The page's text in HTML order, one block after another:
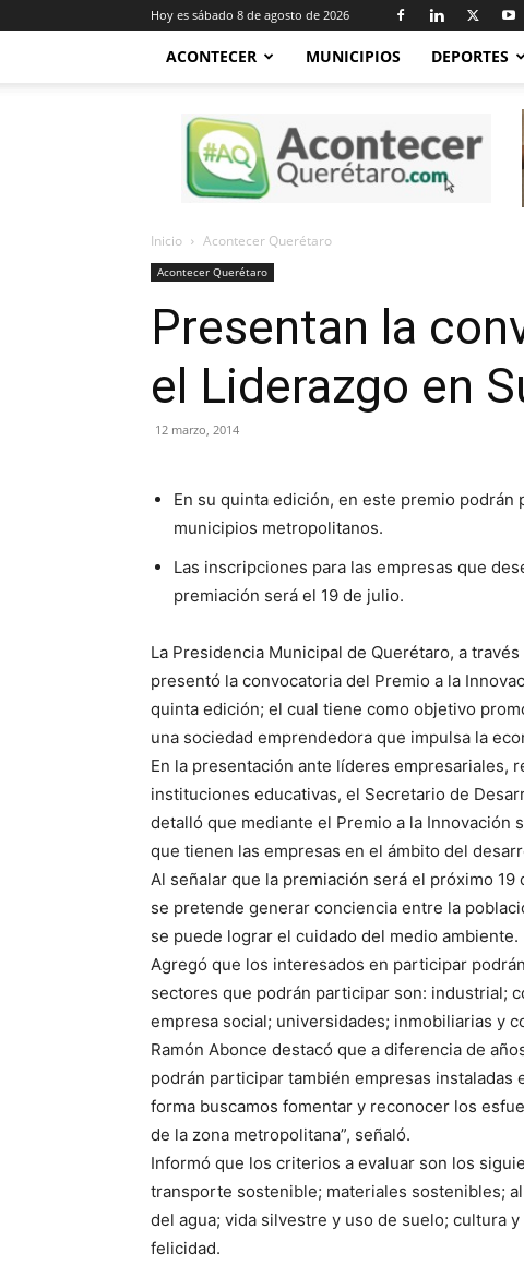
Hoy es sábado 8 de agosto de 2026
ACONTECER MUNICIPIOS DEPORTES
Acontecer
Querétaro
Inicio Acontecer Querétaro
Acontecer Querétaro
Presentan la
el Liderazgo en
12 marzo, 2014
En su quinta edición, en este premio
municipios metropolitanos.
Las inscripciones para las empresas que
premiación será el 19 de julio.
La Presidencia Municipal de Querétaro, a
presentó la convocatoria del Premio a la
quinta edición; el cual tiene como objetivo
una sociedad emprendedora que impulsa la
En la presentación ante líderes empresariales,
instituciones educativas, el Secretario de
detalló que mediante el Premio a la Innovación
que tienen las empresas en el ámbito del
Al señalar que la premiación será el próximo
se pretende generar conciencia entre la
se puede lograr el cuidado del medio ambiente.
Agregó que los interesados en participar
sectores que podrán participar son: industrial;
empresa social; universidades; inmobiliarias y
Ramón Abonce destacó que a diferencia de
podrán participar también empresas
forma buscamos fomentar y reconocer los
de la zona metropolitana”, señaló.
Informó que los criterios a evaluar son los
transporte sostenible; materiales sostenibles;
del agua; vida silvestre y uso de suelo; cultura
felicidad.